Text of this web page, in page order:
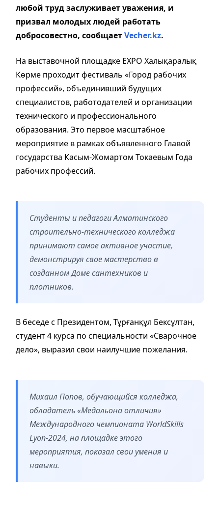
любой труд заслуживает уважения, и
призвал молодых людей работать
добросовестно, сообщаетVecher.kz.
На выставочной площадке EXPO Халықаралық
Көрме проходит фестиваль «Город рабочих
профессий», объединивший будущих
специалистов, работодателей и организации
технического и профессионального
образования. Это первое масштабное
мероприятие в рамках объявленного Главой
государства Касым-Жомартом Токаевым Года
рабочих профессий.
Студенты и педагоги Алматинского
строительно-технического колледжа
принимают самое активное участие,
демонстрируя свое мастерство в
созданном Доме сантехников и
плотников.
В беседе с Президентом, Тұрғанқұл Бексұлтан,
студент 4 курса по специальности «Сварочное
дело», выразил свои наилучшие пожелания.
Михаил Попов, обучающийся колледжа,
обладатель «Медальона отличия»
Международного чемпионата WorldSkills
Lyon-2024, на площадке этого
мероприятия, показал свои умения и
навыки.